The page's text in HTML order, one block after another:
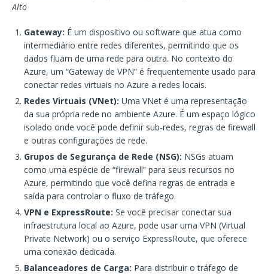
Alto
Gateway: É um dispositivo ou software que atua como
intermediário entre redes diferentes, permitindo que os
dados fluam de uma rede para outra. No contexto do
Azure, um “Gateway de VPN” é frequentemente usado para
conectar redes virtuais no Azure a redes locais.
Redes Virtuais (VNet): Uma VNet é uma representação
da sua própria rede no ambiente Azure. É um espaço lógico
isolado onde você pode definir sub-redes, regras de firewall
e outras configurações de rede.
Grupos de Segurança de Rede (NSG): NSGs atuam
como uma espécie de “firewall” para seus recursos no
Azure, permitindo que você defina regras de entrada e
saída para controlar o fluxo de tráfego.
VPN e ExpressRoute: Se você precisar conectar sua
infraestrutura local ao Azure, pode usar uma VPN (Virtual
Private Network) ou o serviço ExpressRoute, que oferece
uma conexão dedicada.
Balanceadores de Carga: Para distribuir o tráfego de